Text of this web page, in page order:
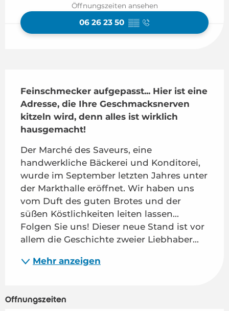
Öffnungszeiten ansehen
06 26 23 50 ▒▒
Feinschmecker aufgepasst... Hier ist eine
Adresse, die Ihre Geschmacksnerven
kitzeln wird, denn alles ist wirklich
hausgemacht!
Der Marché des Saveurs, eine
handwerkliche Bäckerei und Konditorei,
wurde im September letzten Jahres unter
der Markthalle eröffnet. Wir haben uns
vom Duft des guten Brotes und der
süßen Köstlichkeiten leiten lassen...
Folgen Sie uns! Dieser neue Stand ist vor
allem die Geschichte zweier Liebhaber...
Mehr anzeigen
Öffnungszeiten